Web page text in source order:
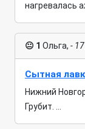
нагревалась
😐 1 Ольга, -
Сытная
Нижний
Грубит. ...